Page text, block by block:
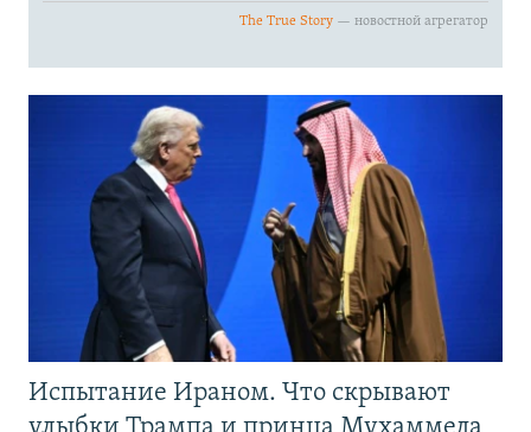
Испытание Ираном. Что скрывают